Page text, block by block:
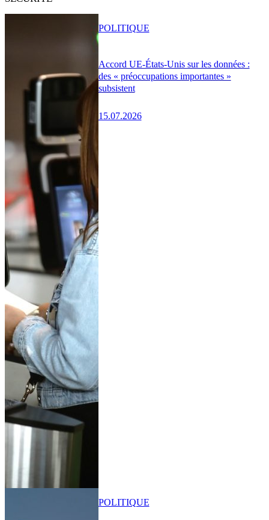
Accord UE-États-Unis sur les données :
des « préoccupations importantes »
subsistent
15.07.2026
POLITIQUE
POLITIQUE